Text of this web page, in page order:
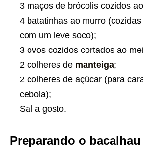
3 maços de brócolis cozidos
4 batatinhas ao murro
com um leve soco);
3 ovos cozidos cortados ao
2 colheres de manteiga;
2 colheres de açúcar (para
cebola);
Sal a gosto.
Preparando o